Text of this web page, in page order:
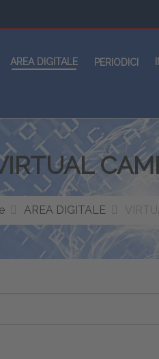
AREA DIGITALE PERIODICI
AREA DIGITALE